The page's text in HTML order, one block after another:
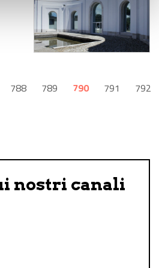
788 789 790 791 792
nostri canali